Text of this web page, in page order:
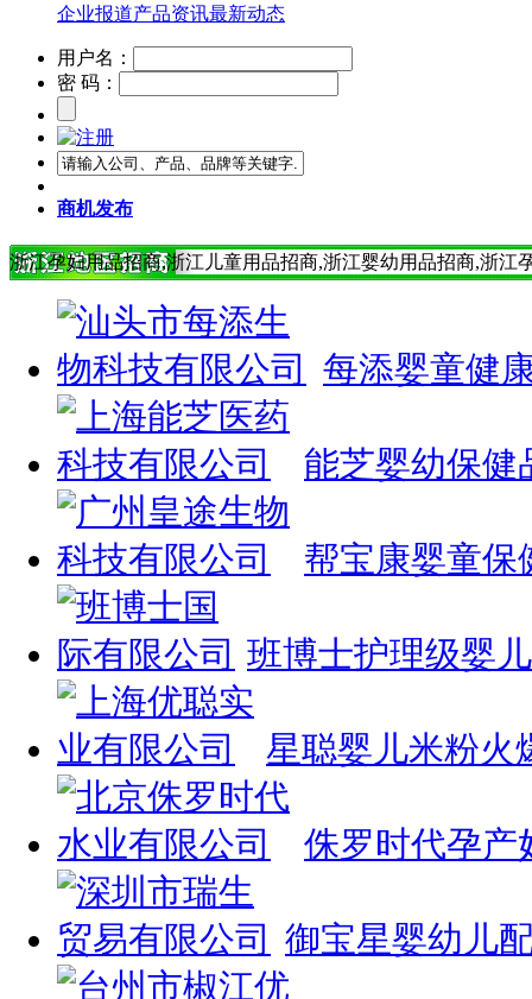
企业报道产品资讯最新动态
用户名：
密 码：
商机发布
浙江孕妇用品招商,浙江儿童用品招商,浙江婴幼用品招商,浙江
每添婴童健
能芝婴幼保健
帮宝康婴童保
班博士护理级婴
星聪婴儿米粉火
侏罗时代孕产
御宝星婴幼儿